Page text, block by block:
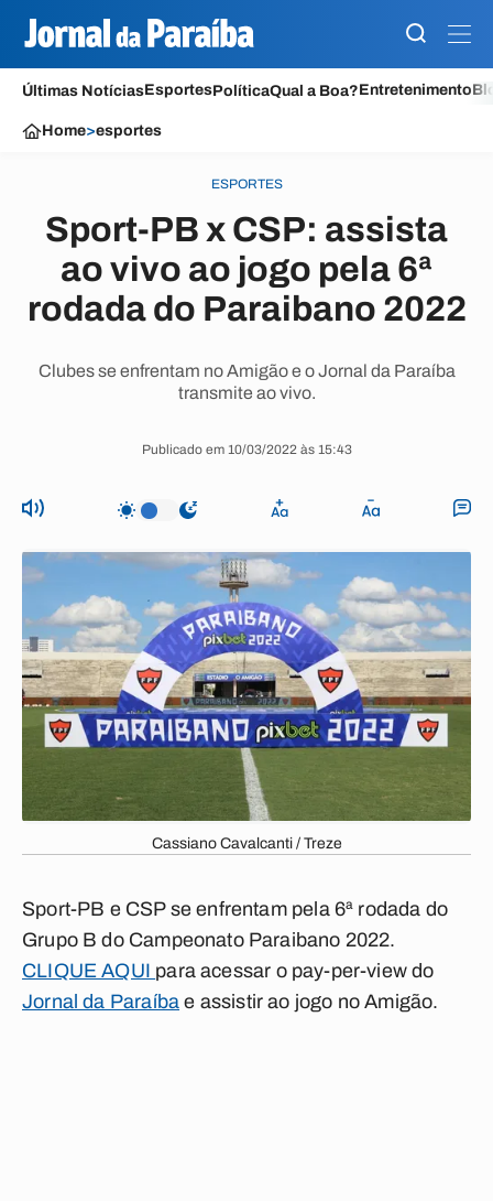
Últimas NotíciasEsportesPolíticaQual a Boa?Entretenimento
Home>esportes
ESPORTES
Sport-PB x CSP: assista
ao vivo ao jogo pela 6ª
rodada do Paraibano 2022
Clubes se enfrentam no Amigão e o Jornal da Paraíba
transmite ao vivo.
Publicado em 10/03/2022 às 15:43
Cassiano Cavalcanti / Treze
Sport-PB e CSP se enfrentam pela 6ª rodada do
Grupo B do Campeonato Paraibano 2022.
CLIQUE AQUI para acessar o pay-per-view do
Jornal da Paraíba e assistir ao jogo no Amigão.